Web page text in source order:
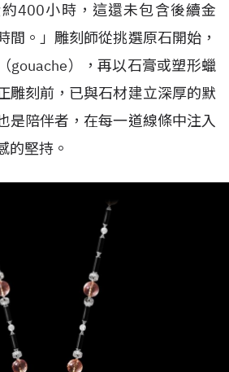
400小時，這還未包含後續金
間。」雕刻師從挑選原石開始，
gouache），再以石膏或塑形蠟
雕刻前，已與石材建立深厚的默
是陪伴者，在每一道線條中注入
的堅持。